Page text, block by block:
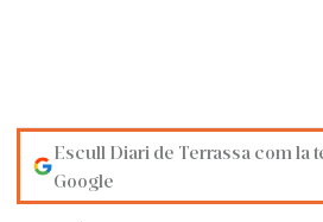
Escull Diari de Terrassa com la
Google